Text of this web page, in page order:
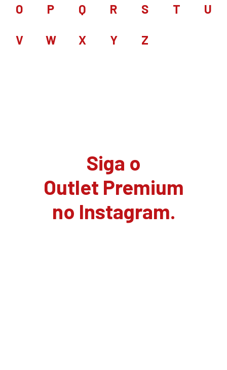
O P Q R S T U
V W X Y Z
Siga o
Outlet Premium
no Instagram.